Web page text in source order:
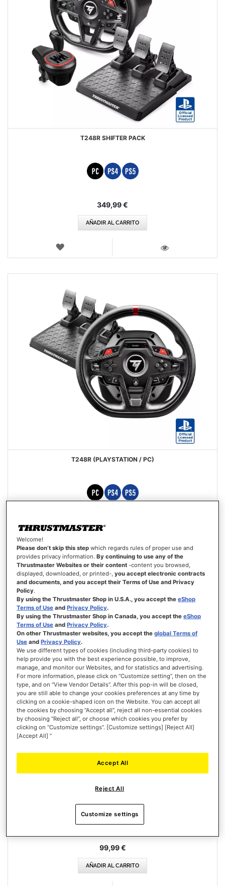
T248R SHIFTER PACK
349,99 €
AÑADIR AL CARRITO
LISTA
T248R (PLAYSTATION / PC)
299,99 €
AÑADIR AL CARRITO
LISTA
DE
DESEOS
VISTA
99,99 €
AÑADIR AL CARRITO
Welcome!
Please don’t skip this step which regards rules of proper use and
provides privacy information.By continuing to use any of the
Thrustmaster Websites or their content -content you browsed,
displayed, downloaded, or printed-,you accept electronic contracts
and documents, and you accept their Terms of Use and Privacy
Policy.
By using the Thrustmaster Shop in U.S.A., you accept theeShop
Terms of Use andPrivacy Policy.
By using the Thrustmaster Shop in Canada, you accept theeShop
Terms of Use andPrivacy Policy.
On other Thrustmaster websites, you accept theglobal Terms of
Use andPrivacy Policy.
We use different types of cookies (including third-party cookies) to
help provide you with the best experience possible, to improve,
manage, and monitor our Websites, and for statistics and advertising.
For more information, please click on “Customize setting”, then on the
type, and on “View Vendor Details”. After this pop-in will be closed,
you are still able to change your cookies preferences at any time by
clicking on a cookie-shaped icon on the Website. You can accept all
the cookies by choosing “Accept all”, reject all non-essential cookies
by choosing “Reject all”, or choose which cookies you prefer by
clicking on “Customize settings”. [Customize settings] [Reject All]
[Accept All] ”
Reject All
Accept All
Customize settings